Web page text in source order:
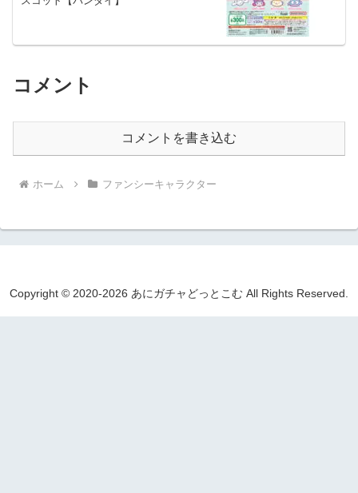
コメント
コメントを書き込む
ホーム ファンシーキャラクター
Copyright © 2020-2026 あにガチャどっとこむ All Rights Reserved.